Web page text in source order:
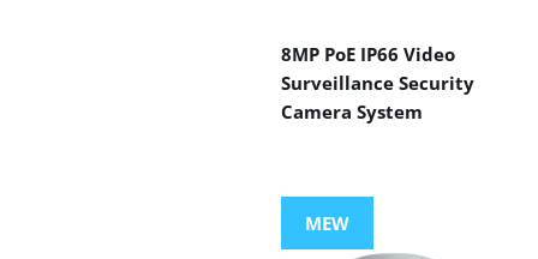
8MP PoE IP66 Video
Surveillance Security
Camera System
MEW